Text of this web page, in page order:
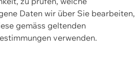
Daten wir über Sie bearbeiten,
gemäss geltenden
verwenden.